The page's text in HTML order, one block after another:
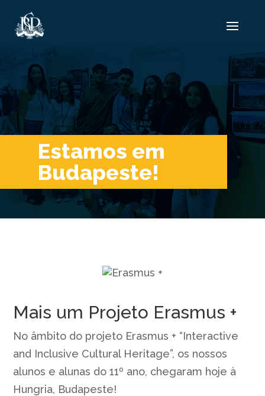
Estamos em
Budapeste!
Mais um Projeto Erasmus +
No âmbito do projeto Erasmus + “Interactive
and Inclusive Cultural Heritage”, os nossos
alunos e alunas do 11º ano, chegaram hoje à
Hungria, Budapeste!